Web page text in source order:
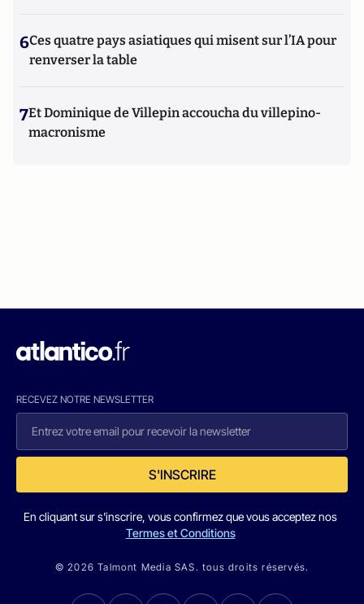
6Ces quatre pays asiatiques qui misent sur l’IA pour
renverser la table
7Et Dominique de Villepin accoucha du villepino-
macronisme
RECEVEZ NOTRE NEWSLETTER
S'INSCRIRE
En cliquant sur s'inscrire, vous confirmez que vous acceptez nos
Termes et Conditions
© 2026 Talmont Media SAS. tous droits réservés.